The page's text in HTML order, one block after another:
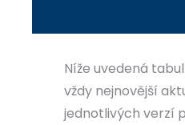
Níže uvedená
vždy nejnovější
jednotlivých verzí